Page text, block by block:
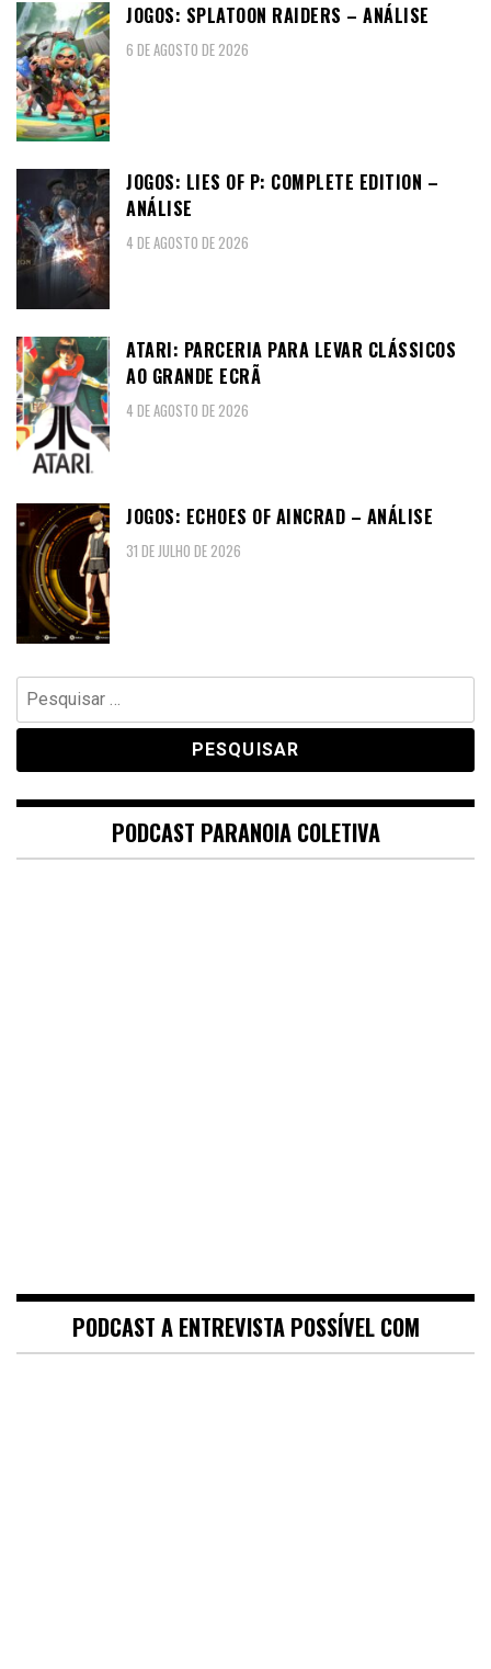
JOGOS: SPLATOON RAIDERS – ANÁLISE
6 DE AGOSTO DE 2026
JOGOS: LIES OF P: COMPLETE EDITION –
ANÁLISE
4 DE AGOSTO DE 2026
ATARI: PARCERIA PARA LEVAR CLÁSSICOS
AO GRANDE ECRÃ
4 DE AGOSTO DE 2026
JOGOS: ECHOES OF AINCRAD – ANÁLISE
31 DE JULHO DE 2026
Pesquisar
por:
PODCAST PARANOIA COLETIVA
PODCAST A ENTREVISTA POSSÍVEL COM